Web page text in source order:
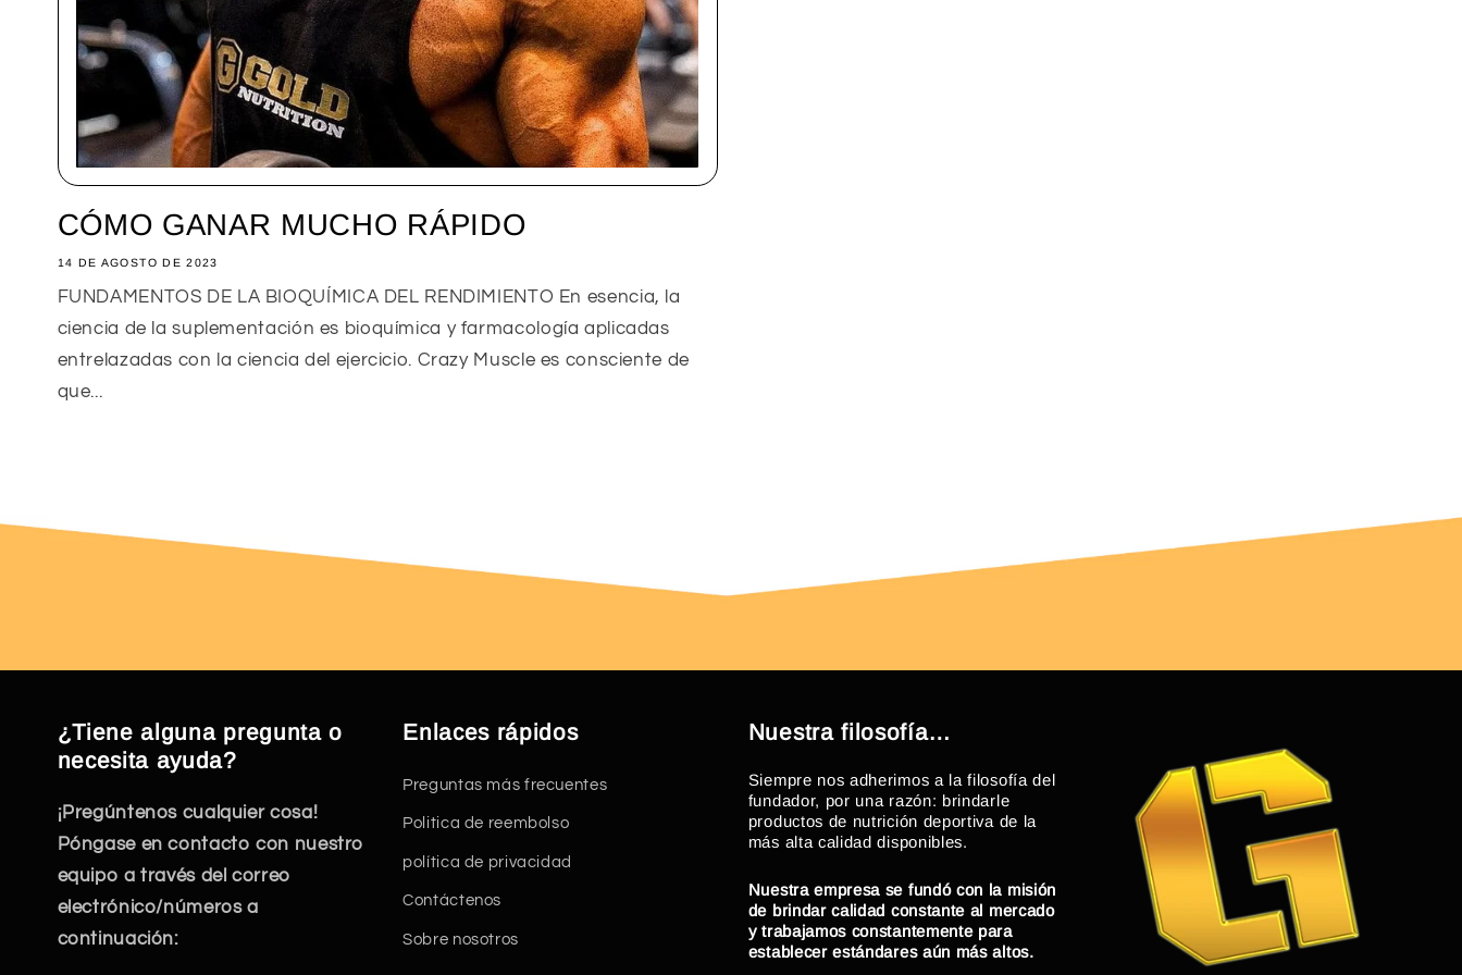
CÓMO GANAR MUCHO RÁPIDO
14 DE AGOSTO DE 2023
FUNDAMENTOS DE LA BIOQUÍMICA DEL RENDIMIENTO En esencia, la
ciencia de la suplementación es bioquímica y farmacología aplicadas
entrelazadas con la ciencia del ejercicio. Crazy Muscle es consciente de
que...
¿Tiene alguna pregunta o
necesita ayuda?
¡Pregúntenos cualquier cosa!
Póngase en contacto con nuestro
equipo a través del correo
electrónico/números a
continuación:
Enlaces rápidos
Preguntas más frecuentes
Politica de reembolso
política de privacidad
Contáctenos
Sobre nosotros
Nuestra filosofía…
Siempre nos adherimos a la filosofía del
fundador, por una razón: brindarle
productos de nutrición deportiva de la
más alta calidad disponibles.
Nuestra empresa se fundó con la misión
de brindar calidad constante al mercado
y trabajamos constantemente para
establecer estándares aún más altos.